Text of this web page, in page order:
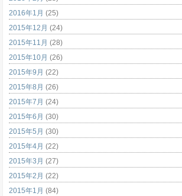
2016年1月 (25)
2015年12月 (24)
2015年11月 (28)
2015年10月 (26)
2015年9月 (22)
2015年8月 (26)
2015年7月 (24)
2015年6月 (30)
2015年5月 (30)
2015年4月 (22)
2015年3月 (27)
2015年2月 (22)
2015年1月 (84)